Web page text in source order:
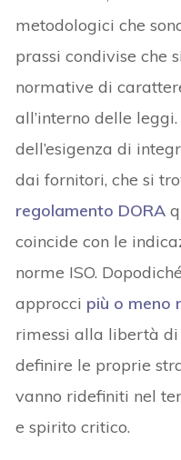
metodologici che
prassi condivise che
normative di
all’interno delle
dell’esigenza di
dai fornitori, che si
regolamento DORA
coincide con le
norme ISO.
approcci più o meno
rimessi alla libertà
definire le proprie
vanno ridefiniti nel
e spirito critico.